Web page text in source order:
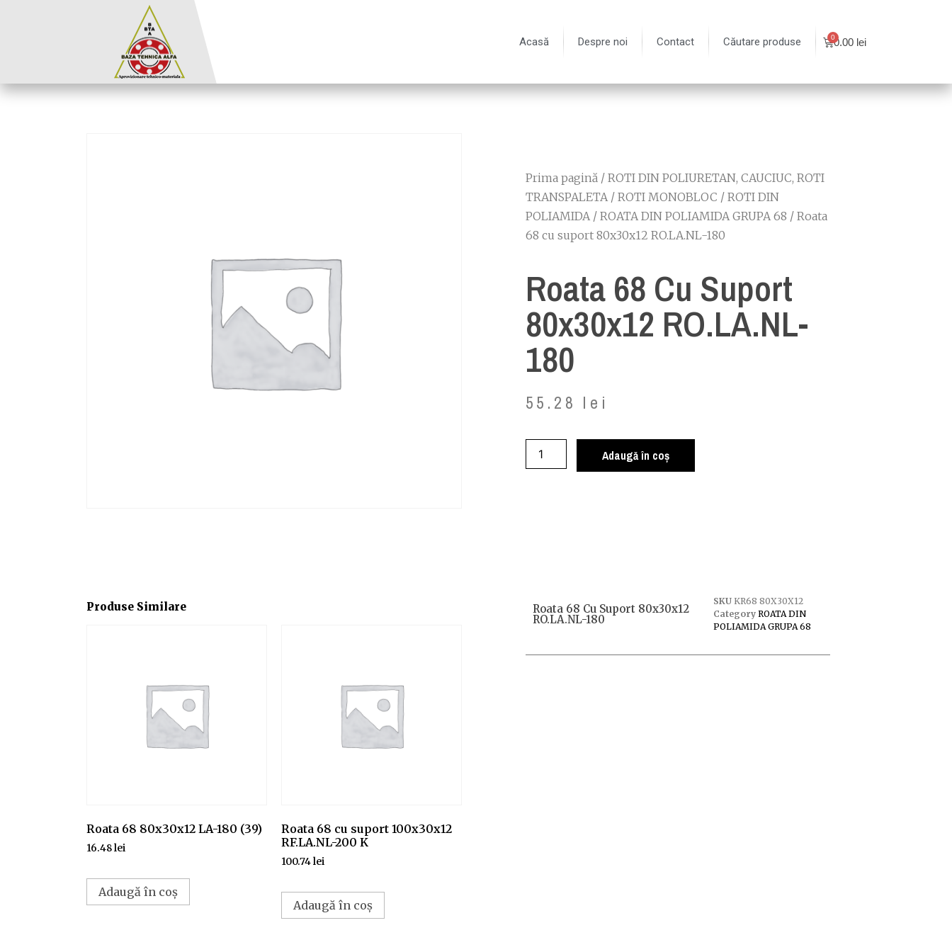
Acasă Despre noi Contact Căutare produse 0.00 lei
Prima pagină / ROTI DIN POLIURETAN, CAUCIUC, ROTI
TRANSPALETA/ ROTI MONOBLOC / ROTI DIN
POLIAMIDA/ ROATA DIN POLIAMIDA GRUPA 68 / Roata
68 cu suport 80x30x12 RO.LA.NL-180
Roata 68 Cu Suport
80x30x12 RO.LA.NL-
180
55.28 lei
Adaugă în coș
Produse Similare
Roata 68 80x30x12 LA-180 (39)
16.48lei
Adaugă în coș
Roata 68 cu suport 100x30x12
RF.LA.NL-200 K
100.74lei
Adaugă în coș
Roata 68 Cu Suport 80x30x12
RO.LA.NL-180
SKU KR68 80X30X12
Category ROATA DIN
POLIAMIDA GRUPA 68